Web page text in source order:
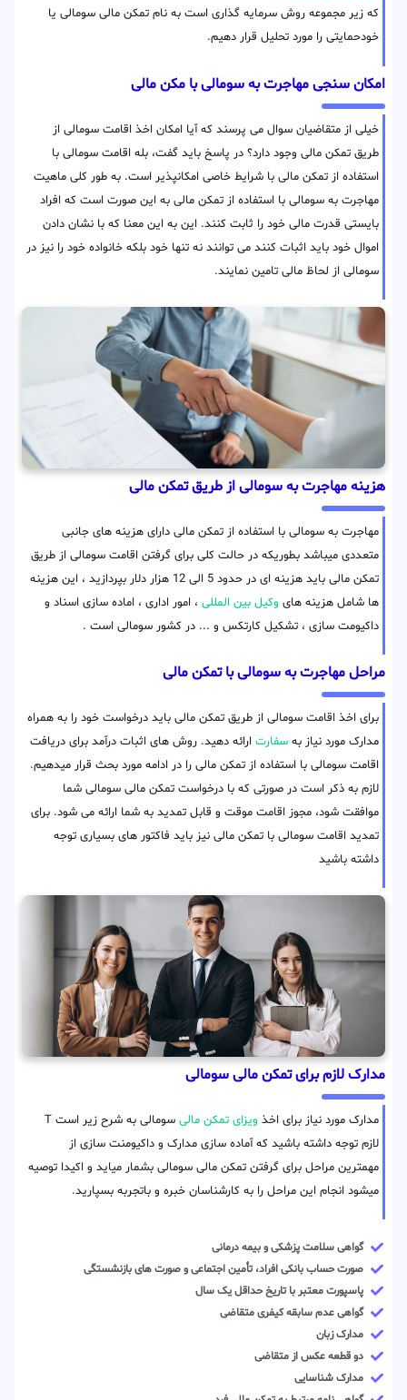
که زیر مجموعه روش سرمایه گذاری است به نام تمکن مالی سومالی یا
خودحمایتی را مورد تحلیل قرار دهیم.
امکان سنجی مهاجرت به سومالی با مکن مالی
خیلی از متقاضیان سوال می پرسند که آیا امکان اخذ اقامت سومالی از
طریق تمکن مالی وجود دارد؟ در پاسخ باید گفت، بله اقامت سومالی با
استفاده از تمکن مالی با شرایط خاصی امکانپذیر است. به طور کلی ماهیت
مهاجرت به سومالی با استفاده از تمکن مالی به این صورت است که افراد
بایستی قدرت مالی خود را ثابت کنند. این به این معنا که با نشان دادن
اموال خود باید اثبات کنند می توانند نه تنها خود بلکه خانواده خود را نیز در
سومالی از لحاظ مالی تامین نمایند.
هزینه مهاجرت به سومالی از طریق تمکن مالی
مهاجرت به سومالی با استفاده از تمکن مالی دارای هزینه های جانبی
متعددی میباشد بطوریکه در حالت کلی برای گرفتن اقامت سومالی از طریق
تمکن مالی باید هزینه ای در حدود 5 الی 12 هزار دلار بپردازید ، این هزینه
ها شامل هزینه های وکیل بین المللی ، امور اداری ، اماده سازی اسناد و
داکیومت سازی ، تشکیل کارتکس و ... در کشور سومالی است .
مراحل مهاجرت به سومالی با تمکن مالی
برای اخذ اقامت سومالی از طریق تمکن مالی باید درخواست خود را به همراه
مدارک مورد نیاز به سفارت ارائه دهید. روش های اثبات درآمد برای دریافت
اقامت سومالی با استفاده از تمکن مالی را در ادامه مورد بحث قرار میدهیم.
لازم به ذکر است در صورتی که با درخواست تمکن مالی سومالی شما
موافقت شود، مجوز اقامت موقت و قابل تمدید به شما ارائه می شود. برای
تمدید اقامت سومالی با تمکن مالی نیز باید فاکتور های بسیاری توجه
داشته باشید
مدارک لازم برای تمکن مالی سومالی
مدارک مورد نیاز برای اخذ ویزای تمکن مالی
سومالی به شرح زیر است T
لازم توجه داشته باشید که آماده سازی مدارک و داکیومنت سازی از
مهمترین مراحل برای گرفتن تمکن مالی سومالی بشمار میاید و اکیدا توصیه
میشود انجام این مراحل را به کارشناسان خبره و باتجربه بسپارید.
گواهی سلامت پزشکی و بیمه درمانی
صورت حساب بانکی افراد، تأمین اجتماعی و صورت های بازنشستگی
پاسپورت معتبر با تاریخ حداقل یک سال
گواهی عدم سابقه کیفری متقاضی
مدارک زبان
دو قطعه عکس از متقاضی
مدارک شناسایی